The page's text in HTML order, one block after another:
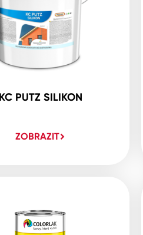
PUTZ SILIKON
ZOBRAZIT